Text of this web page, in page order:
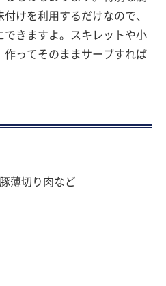
けを利用するだけなので、
できますよ。スキレットや小
作ってそのままサーブすれば
薄切り肉など